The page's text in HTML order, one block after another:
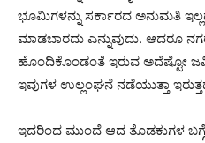
ಭೂಮಿಗಳನ್ನು ಸರ್ಕಾರದ ಅನುಮತಿ
ಮಾಡಬಾರದು ಎನ್ನುವುದು. ಆದರೂ
ಹೊಂದಿಕೊಂಡಂತೆ ಇರುವ ಅದೆಷ್ಟೋ
ಇವುಗಳ ಉಲ್ಲಂಘನೆ ನಡೆಯುತ್ತಾ
ಇದರಿಂದ ಮುಂದೆ ಆದ ತೊಡಕುಗಳ